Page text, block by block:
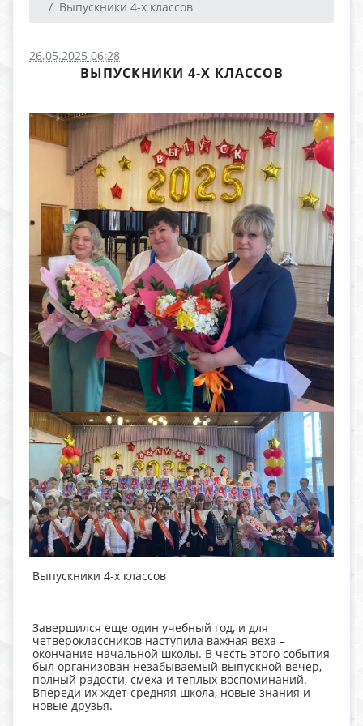
Выпускники 4-х классов
26.05.2025 06:28
ВЫПУСКНИКИ 4-Х КЛАССОВ
Выпускники 4-х классов
Завершился еще один учебный год, и для
четвероклассников наступила важная веха –
окончание начальной школы. В честь этого события
был организован незабываемый выпускной вечер,
полный радости, смеха и теплых воспоминаний.
Впереди их ждет средняя школа, новые знания и
новые друзья.